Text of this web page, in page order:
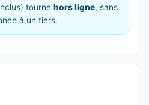
tourne hors ligne, sans
à un tiers.